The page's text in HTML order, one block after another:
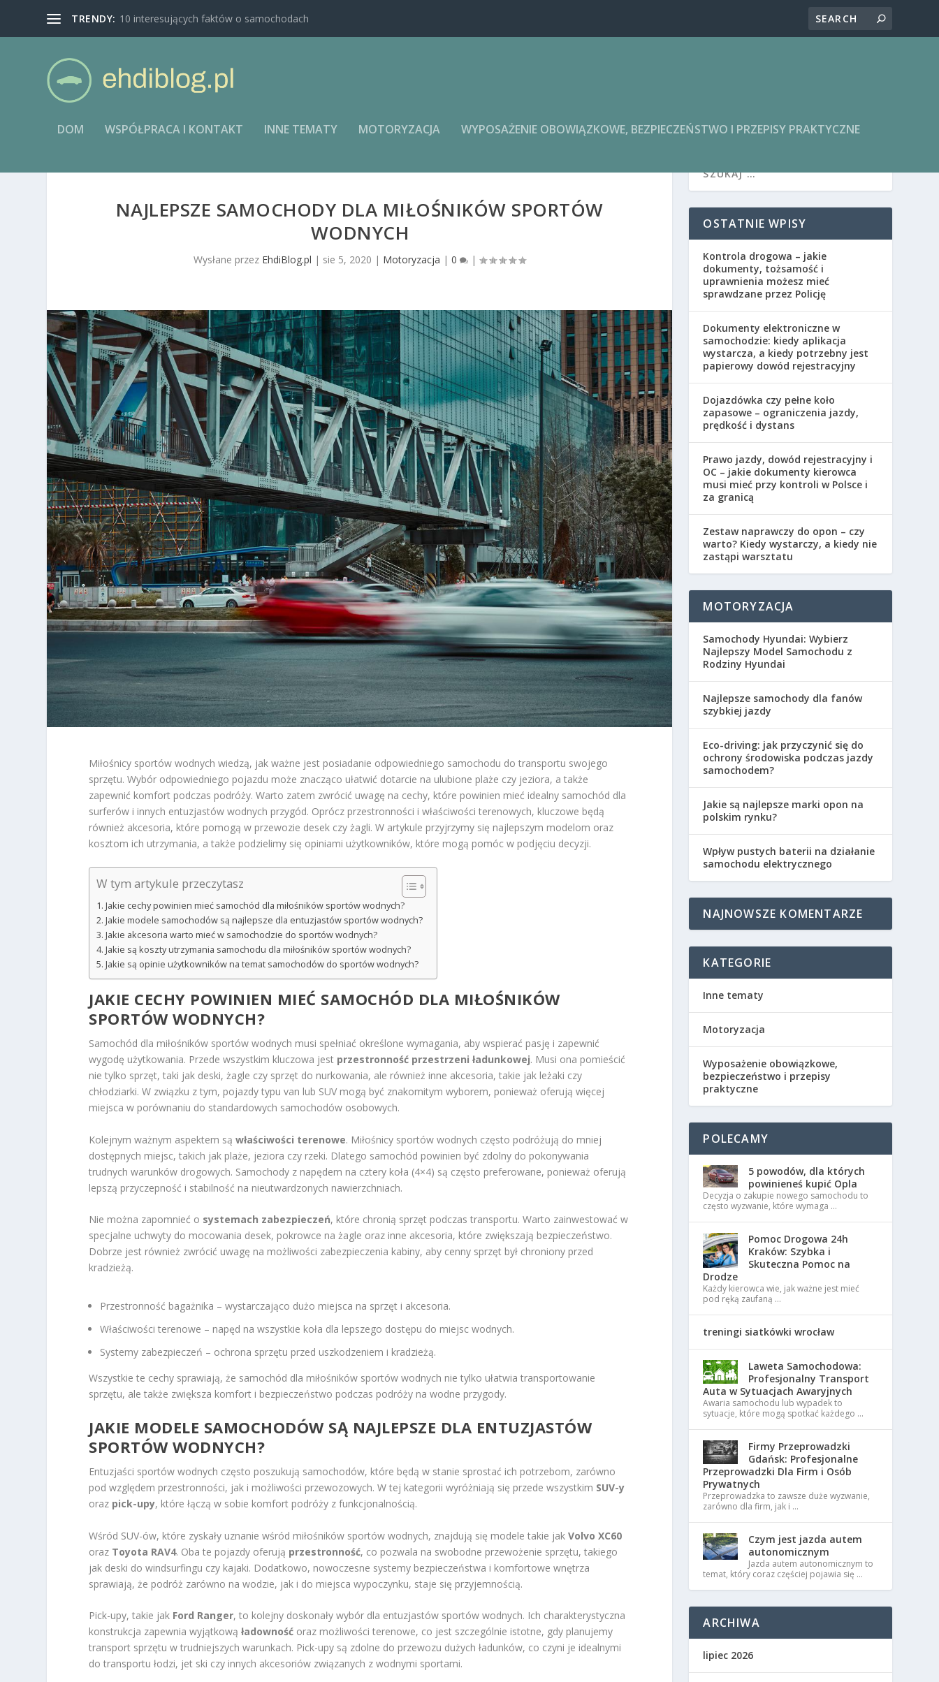
TRENDY: 10 interesujących faktów o samochodach
DOM WSPÓŁPRACA I KONTAKT INNE TEMATY MOTORYZACJA WYPOSAŻENIE OBOWIĄZKOWE, BEZPIECZEŃSTWO I PRZEPISY PRAKTYCZNE
NAJLEPSZE SAMOCHODY DLA MIŁOŚNIKÓW SPORTÓW
WODNYCH
Wysłane przez EhdiBlog.pl | sie 5, 2020 | Motoryzacja |0 |
Miłośnicy sportów wodnych wiedzą, jak ważne jest posiadanie odpowiedniego samochodu do transportu swojego
sprzętu. Wybór odpowiedniego pojazdu może znacząco ułatwić dotarcie na ulubione plaże czy jeziora, a także
zapewnić komfort podczas podróży. Warto zatem zwrócić uwagę na cechy, które powinien mieć idealny samochód dla
surferów i innych entuzjastów wodnych przygód. Oprócz przestronności i właściwości terenowych, kluczowe będą
również akcesoria, które pomogą w przewozie desek czy żagli. W artykule przyjrzymy się najlepszym modelom oraz
kosztom ich utrzymania, a także podzielimy się opiniami użytkowników, które mogą pomóc w podjęciu decyzji.
W tym artykule przeczytasz
Jakie cechy powinien mieć samochód dla miłośników sportów wodnych?
Jakie modele samochodów są najlepsze dla entuzjastów sportów wodnych?
Jakie akcesoria warto mieć w samochodzie do sportów wodnych?
Jakie są koszty utrzymania samochodu dla miłośników sportów wodnych?
Jakie są opinie użytkowników na temat samochodów do sportów wodnych?
JAKIE CECHY POWINIEN MIEĆ SAMOCHÓD DLA MIŁOŚNIKÓW
SPORTÓW WODNYCH?
Samochód dla miłośników sportów wodnych musi spełniać określone wymagania, aby wspierać pasję i zapewnić
wygodę użytkowania. Przede wszystkim kluczowa jest przestronność przestrzeni ładunkowej. Musi ona pomieścić
nie tylko sprzęt, taki jak deski, żagle czy sprzęt do nurkowania, ale również inne akcesoria, takie jak leżaki czy
chłodziarki. W związku z tym, pojazdy typu van lub SUV mogą być znakomitym wyborem, ponieważ oferują więcej
miejsca w porównaniu do standardowych samochodów osobowych.
Kolejnym ważnym aspektem sąwłaściwości terenowe. Miłośnicy sportów wodnych często podróżują do mniej
dostępnych miejsc, takich jak plaże, jeziora czy rzeki. Dlatego samochód powinien być zdolny do pokonywania
trudnych warunków drogowych. Samochody z napędem na cztery koła (4×4) są często preferowane, ponieważ oferują
lepszą przyczepność i stabilność na nieutwardzonych nawierzchniach.
Nie można zapomnieć o systemach zabezpieczeń, które chronią sprzęt podczas transportu. Warto zainwestować w
specjalne uchwyty do mocowania desek, pokrowce na żagle oraz inne akcesoria, które zwiększają bezpieczeństwo.
Dobrze jest również zwrócić uwagę na możliwości zabezpieczenia kabiny, aby cenny sprzęt był chroniony przed
kradzieżą.
Przestronność bagażnika – wystarczająco dużo miejsca na sprzęt i akcesoria.
Właściwości terenowe – napęd na wszystkie koła dla lepszego dostępu do miejsc wodnych.
Systemy zabezpieczeń – ochrona sprzętu przed uszkodzeniem i kradzieżą.
Wszystkie te cechy sprawiają, że samochód dla miłośników sportów wodnych nie tylko ułatwia transportowanie
sprzętu, ale także zwiększa komfort i bezpieczeństwo podczas podróży na wodne przygody.
JAKIE MODELE SAMOCHODÓW SĄ NAJLEPSZE DLA ENTUZJASTÓW
SPORTÓW WODNYCH?
Entuzjaści sportów wodnych często poszukują samochodów, które będą w stanie sprostać ich potrzebom, zarówno
pod względem przestronności, jak i możliwości przewozowych. W tej kategorii wyróżniają się przede wszystkim SUV-y
oraz pick-upy, które łączą w sobie komfort podróży z funkcjonalnością.
Wśród SUV-ów, które zyskały uznanie wśród miłośników sportów wodnych, znajdują się modele takie jakVolvo XC60
oraz Toyota RAV4. Oba te pojazdy oferują przestronność, co pozwala na swobodne przewożenie sprzętu, takiego
jak deski do windsurfingu czy kajaki. Dodatkowo, nowoczesne systemy bezpieczeństwa i komfortowe wnętrza
sprawiają, że podróż zarówno na wodzie, jak i do miejsca wypoczynku, staje się przyjemnością.
Pick-upy, takie jak Ford Ranger, to kolejny doskonały wybór dla entuzjastów sportów wodnych. Ich charakterystyczna
konstrukcja zapewnia wyjątkowąładowność oraz możliwości terenowe, co jest szczególnie istotne, gdy planujemy
transport sprzętu w trudniejszych warunkach. Pick-upy są zdolne do przewozu dużych ładunków, co czyni je idealnymi
do transportu łodzi, jet ski czy innych akcesoriów związanych z wodnymi sportami.
OSTATNIE WPISY
Kontrola drogowa – jakie
dokumenty, tożsamość i
uprawnienia możesz mieć
sprawdzane przez Policję
Dokumenty elektroniczne w
samochodzie: kiedy aplikacja
wystarcza, a kiedy potrzebny jest
papierowy dowód rejestracyjny
Dojazdówka czy pełne koło
zapasowe – ograniczenia jazdy,
prędkość i dystans
Prawo jazdy, dowód rejestracyjny i
OC – jakie dokumenty kierowca
musi mieć przy kontroli w Polsce i
za granicą
Zestaw naprawczy do opon – czy
warto? Kiedy wystarczy, a kiedy nie
zastąpi warsztatu
MOTORYZACJA
Samochody Hyundai: Wybierz
Najlepszy Model Samochodu z
Rodziny Hyundai
Najlepsze samochody dla fanów
szybkiej jazdy
Eco-driving: jak przyczynić się do
ochrony środowiska podczas jazdy
samochodem?
Jakie są najlepsze marki opon na
polskim rynku?
Wpływ pustych baterii na działanie
samochodu elektrycznego
NAJNOWSZE KOMENTARZE
KATEGORIE
Inne tematy
Motoryzacja
Wyposażenie obowiązkowe,
bezpieczeństwo i przepisy
praktyczne
POLECAMY
5 powodów, dla których
powinieneś kupić Opla
Decyzja o zakupie nowego samochodu to
często wyzwanie, które wymaga …
Pomoc Drogowa 24h
Kraków: Szybka i
Skuteczna Pomoc na
Drodze
Każdy kierowca wie, jak ważne jest mieć
pod ręką zaufaną …
treningi siatkówki wrocław
Laweta Samochodowa:
Profesjonalny Transport
Auta w Sytuacjach Awaryjnych
Awaria samochodu lub wypadek to
sytuacje, które mogą spotkać każdego …
Firmy Przeprowadzki
Gdańsk: Profesjonalne
Przeprowadzki Dla Firm i Osób
Prywatnych
Przeprowadzka to zawsze duże wyzwanie,
zarówno dla firm, jak i …
Czym jest jazda autem
autonomicznym
Jazda autem autonomicznym to
temat, który coraz częściej pojawia się …
ARCHIWA
lipiec 2026